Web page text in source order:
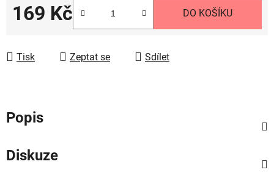
169 Kč DO KOŠÍKU
Tisk Zeptat se Sdílet
Popis
Diskuze